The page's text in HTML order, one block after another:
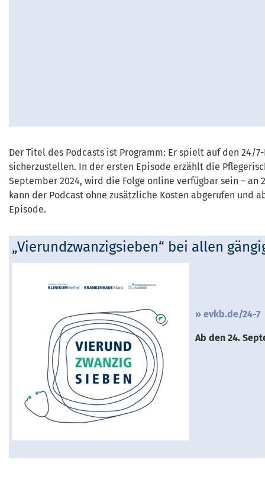
Der Titel des Podcasts ist Programm: Er spielt auf den
sicherzustellen. In der ersten Episode erzählt die
September 2024, wird die Folge online verfügbar sein – an
kann der Podcast ohne zusätzliche Kosten abgerufen und
Episode.
„Vierundzwanzigsieben“ bei allen
evkb.de/24-7
Ab den 24.